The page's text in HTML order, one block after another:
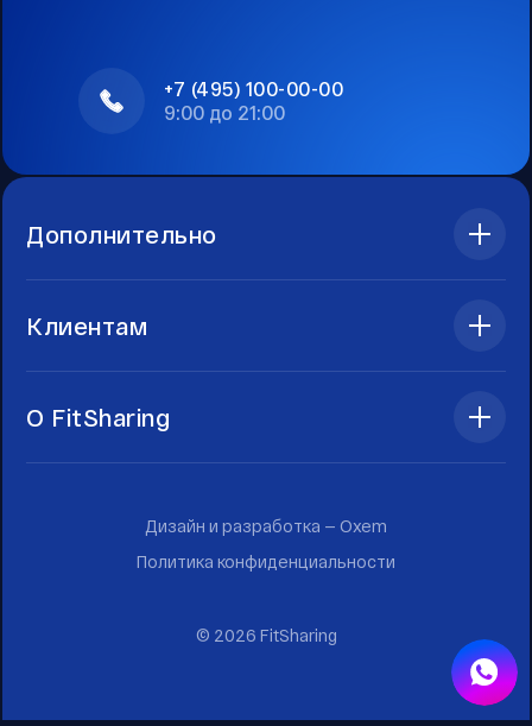
+7 (495) 100-00-00
9:00 до 21:00
Дополнительно
Клиентам
О FitSharing
© 2026 FitSharing
Политика конфиденциальности
Дизайн и разработка — Oxem